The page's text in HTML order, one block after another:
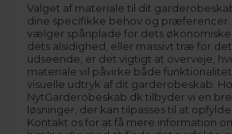
Valget af materiale til dit
dine specifikke behov og præferencer.
vælger spånplade for dets økonomiske
dets alsidighed, eller massivt træ for
udseende, er det vigtigt at overveje,
materiale vil påvirke både
visuelle udtryk af dit garderobeskab.
NytGarderobeskab.dk tilbyder vi en
løsninger, der kan tilpasses til at
Kontakt os for at få mere information